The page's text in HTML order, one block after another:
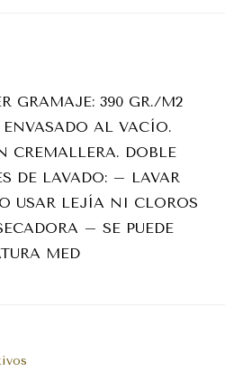
GRAMAJE: 390 GR./M2
ENVASADO AL VACÍO.
CREMALLERA. DOBLE
DE LAVADO: – LAVAR
USAR LEJÍA NI CLOROS
– SE PUEDE
MED